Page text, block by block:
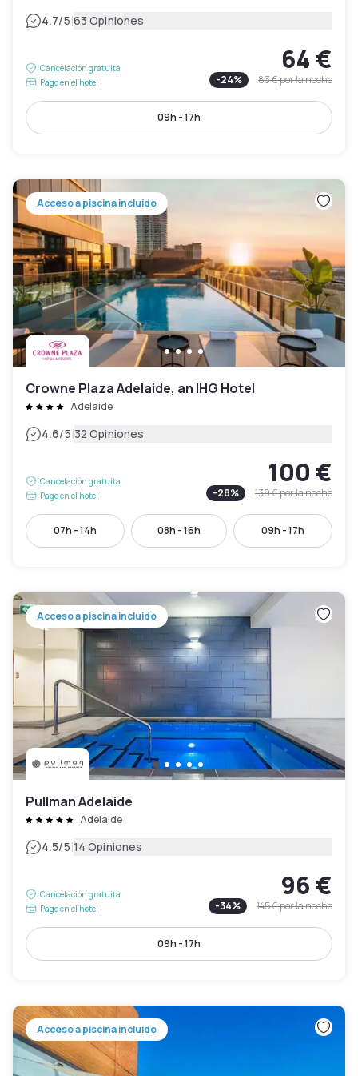
4.7/5|63 Opiniones
Cancelación gratuita
Pago en el hotel
64 €
-24% 83 €por la noche
09h - 17h
Acceso a piscina incluido
Crowne Plaza Adelaide, an IHG Hotel
Adelaide
4.6/5|32 Opiniones
Cancelación gratuita
Pago en el hotel
100 €
-28% 139 €por la noche
07h - 14h 08h - 16h 09h - 17h
Acceso a piscina incluido
Pullman Adelaide
Adelaide
4.5/5|14 Opiniones
Cancelación gratuita
Pago en el hotel
96 €
-34% 145 €por la noche
09h - 17h
Acceso a piscina incluido